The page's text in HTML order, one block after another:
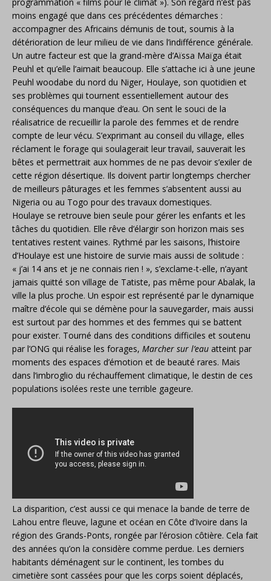
moins engagé que dans ces précédentes démarches :
accompagner des Africains démunis de tout, soumis à la
détérioration de leur milieu de vie dans l’indifférence générale.
Un autre facteur est que la grand-mère d’Aïssa Maïga était
Peuhl et qu’elle l’aimait beaucoup. Elle s’attache ici à une jeune
Peuhl woodabe du nord du Niger, Houlaye, son quotidien et
ses problèmes qui tournent essentiellement autour des
conséquences du manque d’eau. On sent le souci de la
réalisatrice de recueillir la parole des femmes et de rendre
compte de leur vécu. S’exprimant au conseil du village, elles
réclament le forage qui soulagerait leur travail, sauverait les
bêtes et permettrait aux hommes de ne pas devoir s’exiler de
cette région désertique. Ils doivent partir longtemps chercher
de meilleurs pâturages et les femmes s’absentent aussi au
Nigeria ou au Togo pour des travaux domestiques.
Houlaye se retrouve bien seule pour gérer les enfants et les
tâches du quotidien. Elle rêve d’élargir son horizon mais ses
tentatives restent vaines. Rythmé par les saisons, l’histoire
d’Houlaye est une histoire de survie mais aussi de solitude :
« j’ai 14 ans et je ne connais rien ! », s’exclame-t-elle, n’ayant
jamais quitté son village de Tatiste, pas même pour Abalak, la
ville la plus proche. Un espoir est représenté par le dynamique
maître d’école qui se démène pour la sauvegarder, mais aussi
est surtout par des hommes et des femmes qui se battent
pour exister. Tourné dans des conditions difficiles et soutenu
par l’ONG qui réalise les forages, Marcher sur l’eau atteint par
moments des espaces d’émotion et de beauté rares. Mais
dans l’imbroglio du réchauffement climatique, le destin de ces
populations isolées reste une terrible gageure.
La disparition, c’est aussi ce qui menace la bande de terre de
Lahou entre fleuve, lagune et océan en Côte d’Ivoire dans la
région des Grands-Ponts, rongée par l’érosion côtière. Cela fait
des années qu’on la considère comme perdue. Les derniers
habitants déménagent sur le continent, les tombes du
cimetière sont cassées pour que les corps soient déplacés,